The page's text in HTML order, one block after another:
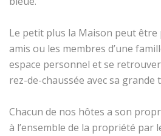
Le petit plus la Maison peut être
amis ou les membres d’une
espace personnel et se
rez-de-chaussée avec sa grande
Chacun de nos hôtes a son
à l’ensemble de la propriété par